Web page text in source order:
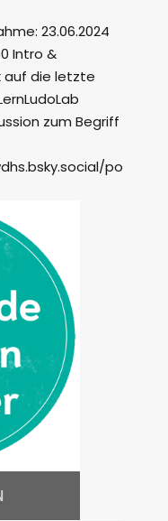
23.06.2024
Intro &
auf die letzte
zum Begriff
po